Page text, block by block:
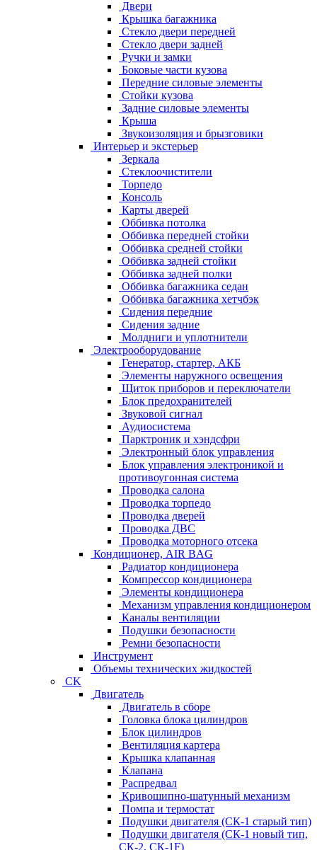
Двери
Крышка багажника
Стекло двери передней
Стекло двери задней
Ручки и замки
Боковые части кузова
Передние силовые элементы
Стойки кузова
Задние силовые элементы
Крыша
Звукоизоляция и брызговики
Интерьер и экстерьер
Зеркала
Стеклоочистители
Торпедо
Консоль
Карты дверей
Оббивка потолка
Оббивка передней стойки
Оббивка средней стойки
Оббивка задней стойки
Оббивка задней полки
Оббивка багажника седан
Оббивка багажника хетчбэк
Сидения передние
Сидения задние
Молдниги и уплотнители
Электрооборудование
Генератор, стартер, АКБ
Элементы наружного освещения
Щиток приборов и переключатели
Блок предохранителей
Звуковой сигнал
Аудиосистема
Парктроник и хэндсфри
Электронный блок управления
Блок управления электроникой и
противоугонная система
Проводка салона
Проводка торпедо
Проводка дверей
Проводка ДВС
Проводка моторного отсека
Кондиционер, AIR BAG
Радиатор кондиционера
Компрессор кондиционера
Элементы кондиционера
Механизм управления кондиционером
Каналы вентиляции
Подушки безопасности
Ремни безопасности
Инструмент
Объемы технических жидкостей
CK
Двигатель
Двигатель в сборе
Головка блока цилиндров
Блок цилиндров
Вентиляция картера
Крышка клапанная
Клапана
Распредвал
Кривошипно-шатунный механизм
Помпа и термостат
Подушки двигателя (СК-1 старый тип)
Подушки двигателя (СК-1 новый тип,
СК-2, СК-1F)